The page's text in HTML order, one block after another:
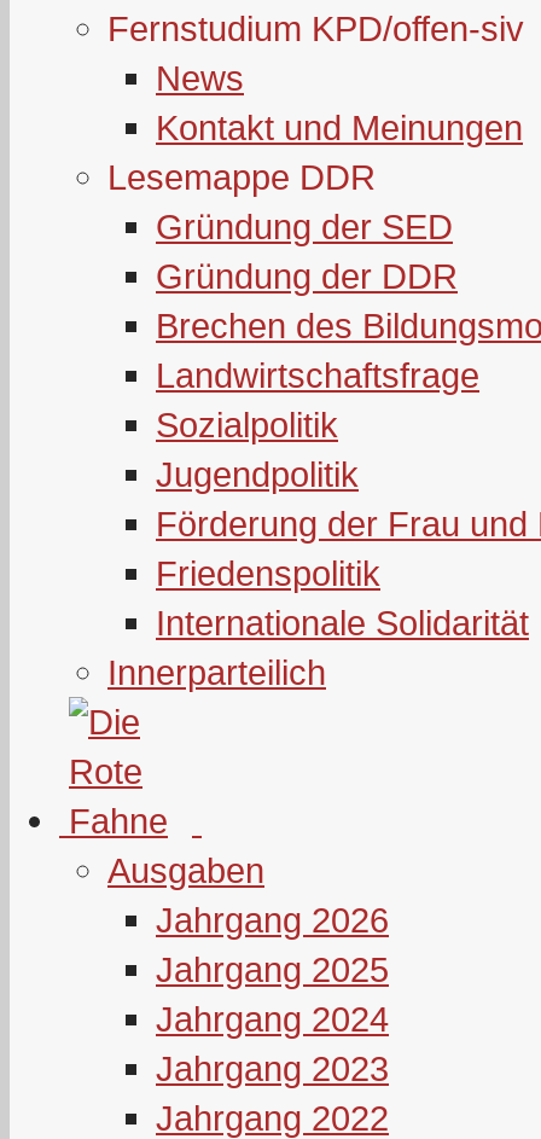
Fernstudium KPD/offen-siv
News
Kontakt und Meinungen
Lesemappe DDR
Gründung der SED
Gründung der DDR
Brechen des
Landwirtschaftsfrage
Sozialpolitik
Jugendpolitik
Förderung der Frau und
Friedenspolitik
Internationale Solidarität
Innerparteilich
Ausgaben
Jahrgang 2026
Jahrgang 2025
Jahrgang 2024
Jahrgang 2023
Jahrgang 2022